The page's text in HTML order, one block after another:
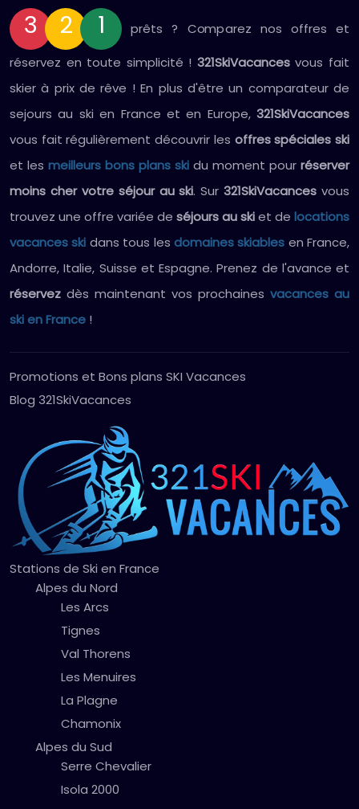
3 2 1
prêts ? Comparez nos offres et
réservez en toute simplicité ! 321SkiVacancesvous fait
skier à prix de rêve ! En plus d'être un comparateur de
sejours au ski en France et en Europe, 321SkiVacances
vous fait régulièrement découvrir les offres spéciales ski
et les meilleurs bons plans ski du moment pour réserver
moins cher votre séjour au ski. Sur321SkiVacances vous
trouvez une offre variée de séjours au skiet de locations
vacances ski dans tous les domaines skiables en France,
Andorre, Italie, Suisse et Espagne. Prenez de l'avance et
réservez dès maintenant vos prochaines vacances au
ski en France !
Promotions et Bons plans SKI Vacances
Blog 321SkiVacances
Stations de Ski en France
Alpes du Nord
Les Arcs
Tignes
Val Thorens
Les Menuires
La Plagne
Chamonix
Alpes du Sud
Serre Chevalier
Isola 2000